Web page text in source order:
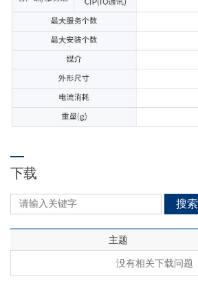
下载
搜索
主题
没有相关下载问题